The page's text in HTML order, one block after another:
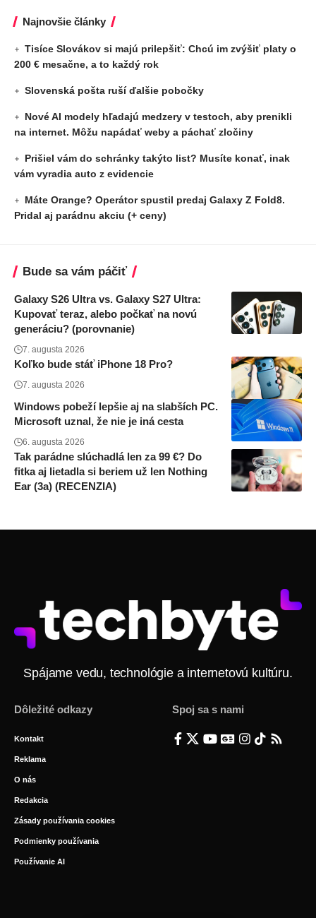
Najnovšie články
Tisíce Slovákov si majú prilepšiť: Chcú im zvýšiť platy o
200 € mesačne, a to každý rok
Slovenská pošta ruší ďalšie pobočky
Nové AI modely hľadajú medzery v testoch, aby prenikli
na internet. Môžu napádať weby a páchať zločiny
Prišiel vám do schránky takýto list? Musíte konať, inak
vám vyradia auto z evidencie
Máte Orange? Operátor spustil predaj Galaxy Z Fold8.
Pridal aj parádnu akciu (+ ceny)
Bude sa vám páčiť
Galaxy S26 Ultra vs. Galaxy S27 Ultra:
Kupovať teraz, alebo počkať na novú
generáciu? (porovnanie)
7. augusta 2026
Koľko bude stáť iPhone 18 Pro?
7. augusta 2026
Windows pobeží lepšie aj na slabších PC.
Microsoft uznal, že nie je iná cesta
6. augusta 2026
Tak parádne slúchadlá len za 99 €? Do
fitka aj lietadla si beriem už len Nothing
Ear (3a) (RECENZIA)
Spájame vedu, technológie a internetovú kultúru.
Dôležité odkazy
Kontakt
Reklama
O nás
Redakcia
Zásady používania cookies
Podmienky používania
Používanie AI
Spoj sa s nami